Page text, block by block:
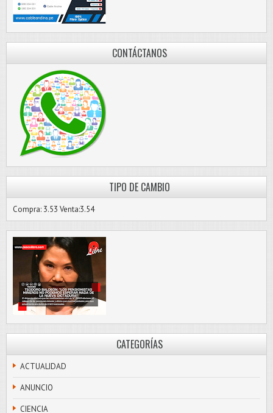
CONTÁCTANOS
TIPO DE CAMBIO
Compra: 3.53 Venta:3.54
CATEGORÍAS
ACTUALIDAD
ANUNCIO
CIENCIA